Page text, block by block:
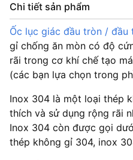
Chi tiết sản phẩm
Ốc lục giác đầu tròn / đầu
gỉ chống ăn mòn có độ
rãi trong cơ khí chế tạo
(các bạn lựa chọn trong
Inox 304 là một loại thép
thích và sử dụng rộng rãi
Inox 304 còn được gọi
thép không gỉ 304, inox